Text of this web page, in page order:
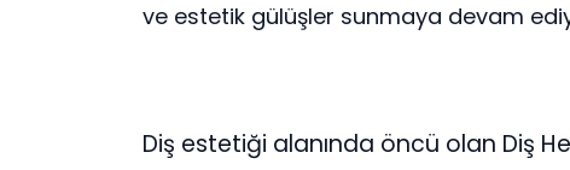
ve estetik gülüşler sunmaya devam
Diş estetiği alanında öncü olan Diş